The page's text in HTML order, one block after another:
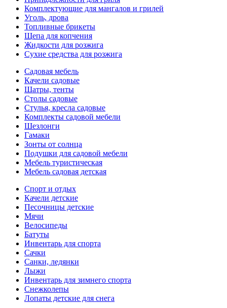
Комплектующие для мангалов и грилей
Уголь, дрова
Топливные брикеты
Щепа для копчения
Жидкости для розжига
Сухие средства для розжига
Садовая мебель
Качели садовые
Шатры, тенты
Столы садовые
Стулья, кресла садовые
Комплекты садовой мебели
Шезлонги
Гамаки
Зонты от солнца
Подушки для садовой мебели
Мебель туристическая
Мебель садовая детская
Спорт и отдых
Качели детские
Песочницы детские
Мячи
Велосипеды
Батуты
Инвентарь для спорта
Сачки
Санки, ледянки
Лыжи
Инвентарь для зимнего спорта
Снежколепы
Лопаты детские для снега